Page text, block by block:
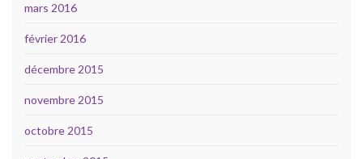
mars 2016
février 2016
décembre 2015
novembre 2015
octobre 2015